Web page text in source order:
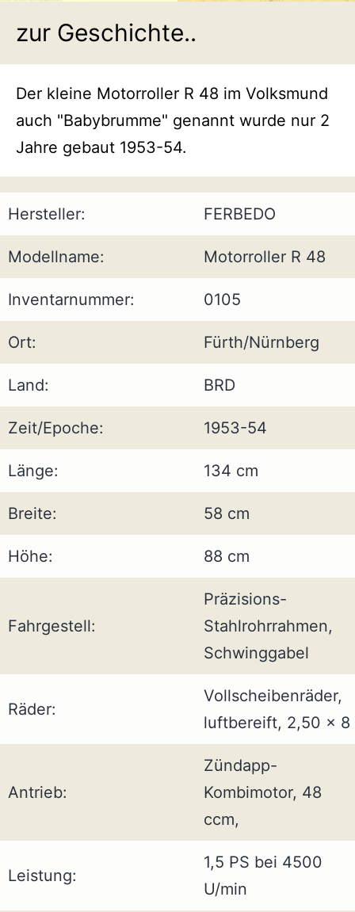
zur Geschichte..
Der kleine Motorroller R 48 im Volksmund
auch "Babybrumme" genannt wurde nur 2
Jahre gebaut 1953-54.
Hersteller: FERBEDO
Modellname: Motorroller R 48
Inventarnummer: 0105
Ort: Fürth/Nürnberg
Land: BRD
Zeit/Epoche: 1953-54
Länge: 134 cm
Breite: 58 cm
Höhe: 88 cm
Fahrgestell:
Präzisions-
Stahlrohrrahmen,
Schwinggabel
Räder:
Vollscheibenräder,
luftbereift, 2,50 x 8
Antrieb:
Zündapp-
Kombimotor, 48
ccm,
Leistung:
1,5 PS bei 4500
U/min